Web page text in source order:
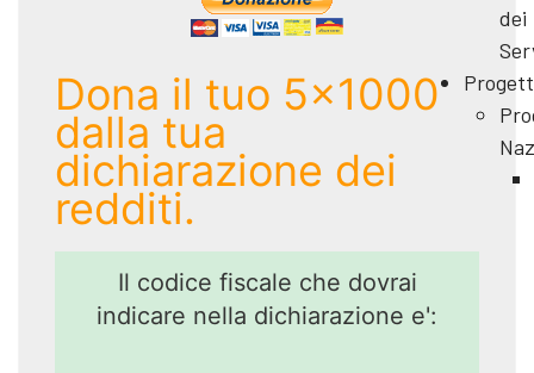
dei
Dona il tuo 5x1000
dalla tua
dichiarazione dei
redditi.
Il codice fiscale che dovrai
indicare nella dichiarazione e':